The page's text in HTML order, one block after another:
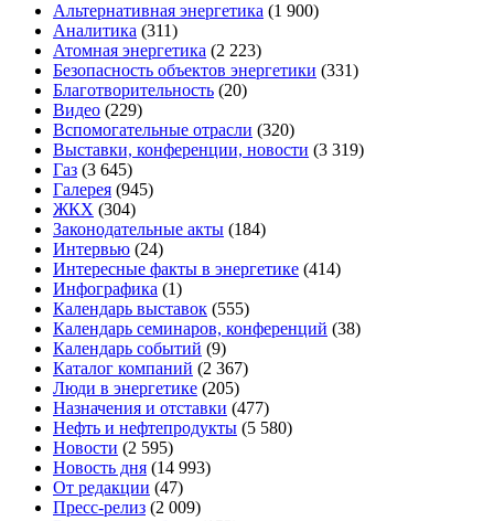
Альтернативная энергетика (1 900)
Аналитика (311)
Атомная энергетика (2 223)
Безопасность объектов энергетики (331)
Благотворительность (20)
Видео (229)
Вспомогательные отрасли (320)
Выставки, конференции, новости (3 319)
Газ (3 645)
Галерея (945)
ЖКХ (304)
Законодательные акты (184)
Интервью (24)
Интересные факты в энергетике (414)
Инфографика (1)
Календарь выставок (555)
Календарь семинаров, конференций (38)
Календарь событий (9)
Каталог компаний (2 367)
Люди в энергетике (205)
Назначения и отставки (477)
Нефть и нефтепродукты (5 580)
Новости (2 595)
Новость дня (14 993)
От редакции (47)
Пресс-релиз (2 009)